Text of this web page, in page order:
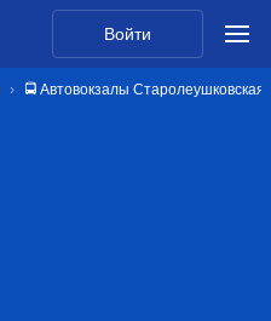
Войти
🚍 Автовокзалы Старолеушковская